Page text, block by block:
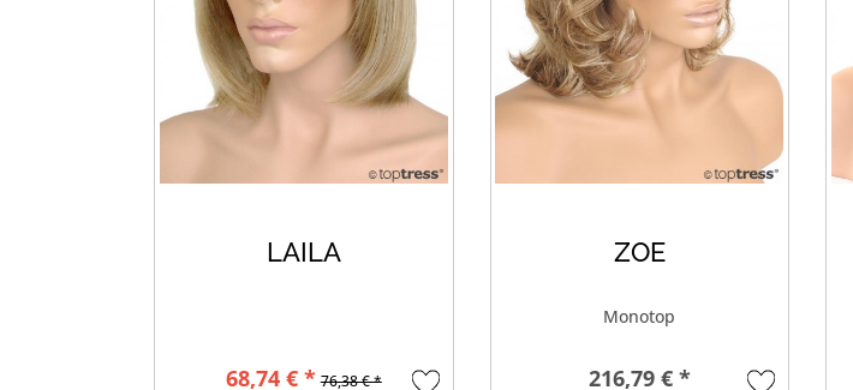
LAILA
68,74 € * 76,38 € *
ZOE
Monotop
216,79 € *